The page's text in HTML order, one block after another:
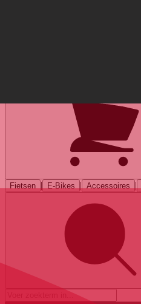
Fietsen | E-Bikes | Accessoires |